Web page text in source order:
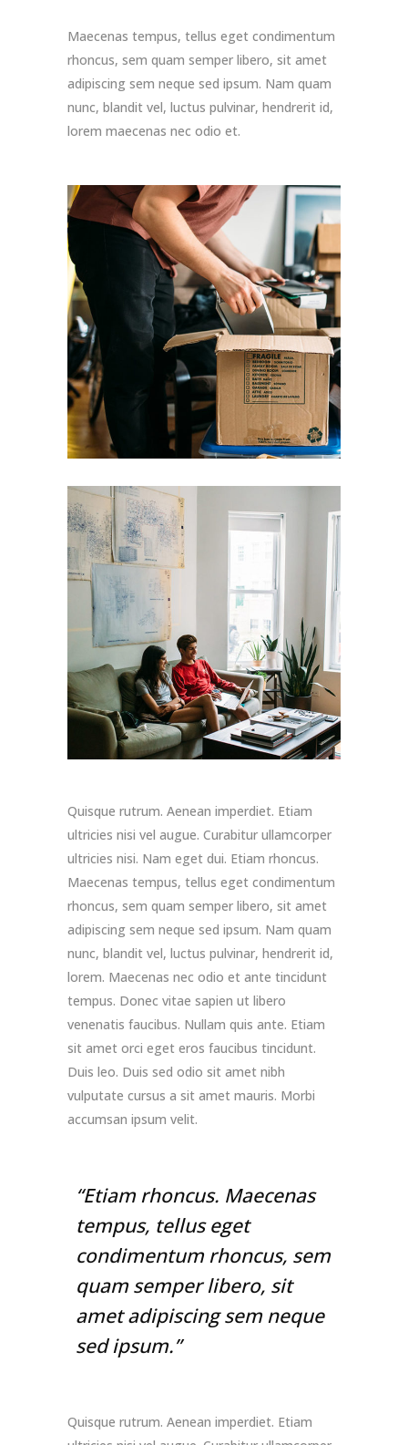
Maecenas tempus, tellus eget condimentum
rhoncus, sem quam semper libero, sit amet
adipiscing sem neque sed ipsum. Nam quam
nunc, blandit vel, luctus pulvinar, hendrerit id,
lorem maecenas nec odio et.
Quisque rutrum. Aenean imperdiet. Etiam
ultricies nisi vel augue. Curabitur ullamcorper
ultricies nisi. Nam eget dui. Etiam rhoncus.
Maecenas tempus, tellus eget condimentum
rhoncus, sem quam semper libero, sit amet
adipiscing sem neque sed ipsum. Nam quam
nunc, blandit vel, luctus pulvinar, hendrerit id,
lorem. Maecenas nec odio et ante tincidunt
tempus. Donec vitae sapien ut libero
venenatis faucibus. Nullam quis ante. Etiam
sit amet orci eget eros faucibus tincidunt.
Duis leo. Duis sed odio sit amet nibh
vulputate cursus a sit amet mauris. Morbi
accumsan ipsum velit.
“Etiam rhoncus. Maecenas
tempus, tellus eget
condimentum rhoncus, sem
quam semper libero, sit
amet adipiscing sem neque
sed ipsum.”
Quisque rutrum. Aenean imperdiet. Etiam